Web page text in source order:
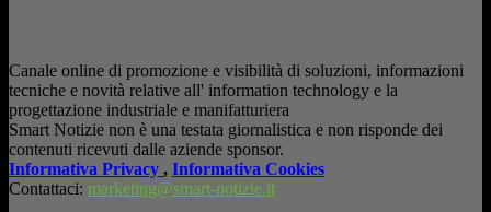
Canale online di promozione e visibilità di soluzioni, informazioni
tecniche e novità relative all' information technology e la
progettazione industriale e manifatturiera
Smart Notizie non è una testata giornalistica e non risponde dei
contenuti ricevuti dalle aziende sponsor.
Informativa Privacy , Informativa Cookies
Contattaci: marketing@smart-notizie.it